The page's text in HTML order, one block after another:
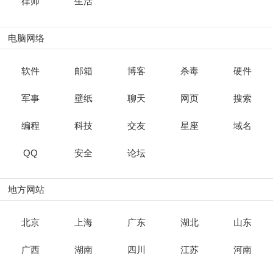
电脑网络
软件 邮箱 博客 杀毒 硬件
军事 壁纸 聊天 网页 搜索
编程 科技 交友 星座 域名
QQ 安全 论坛
地方网站
北京 上海 广东 湖北 山东
广西 湖南 四川 江苏 河南